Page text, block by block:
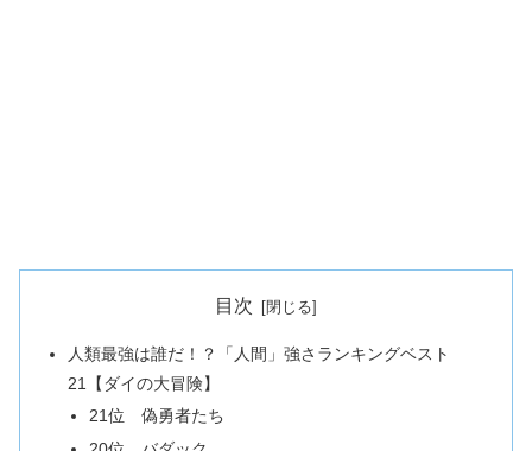
目次
人類最強は誰だ！？「人間」強さランキングベスト
21【ダイの大冒険】
21位 偽勇者たち